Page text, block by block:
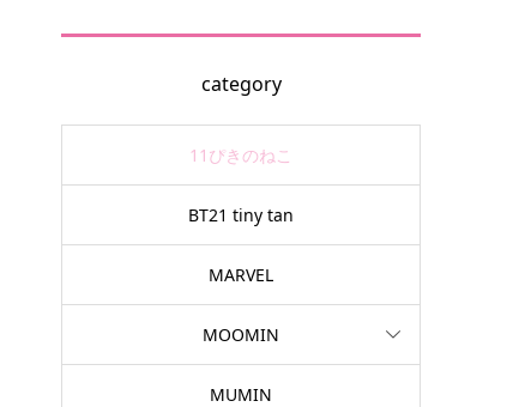
category
11ぴきのねこ
BT21 tiny tan
MARVEL
MOOMIN
MUMIN